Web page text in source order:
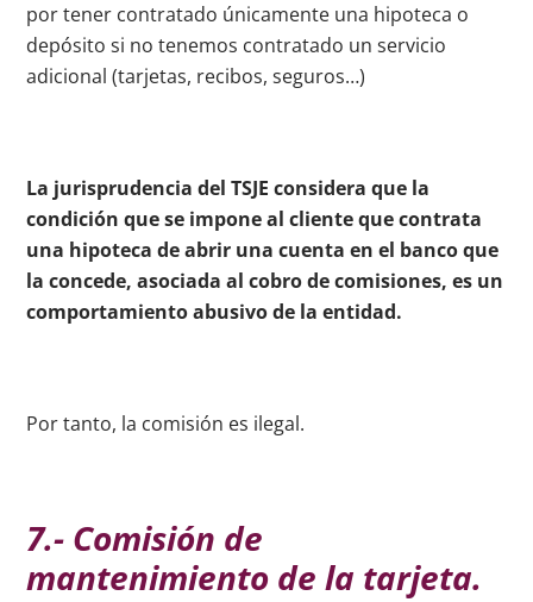
por tener contratado únicamente una hipoteca o
depósito si no tenemos contratado un servicio
adicional (tarjetas, recibos, seguros…)
La jurisprudencia del TSJE considera que la
condición que se impone al cliente que contrata
una hipoteca de abrir una cuenta en el banco que
la concede, asociada al cobro de comisiones, es un
comportamiento abusivo de la entidad.
Por tanto, la comisión es ilegal.
7.- Comisión de
mantenimiento de la tarjeta.